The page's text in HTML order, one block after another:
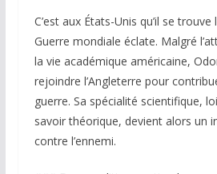
C’est aux États-Unis qu’il se
Guerre mondiale éclate. Malgré
la vie académique américaine,
rejoindre l’Angleterre pour
guerre. Sa spécialité scientifique,
savoir théorique, devient alors un
contre l’ennemi.